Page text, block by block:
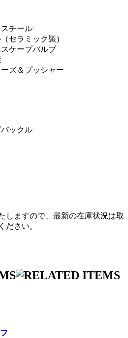
チール
セラミック製）
ケープバルブ
ズ＆プッシャー
ックル
しますので、最新の在庫状況は取
ださい。